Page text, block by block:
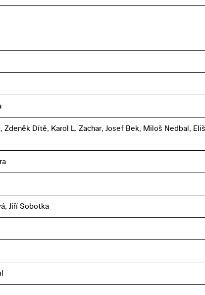
Zdeněk Dítě, Karol L. Zachar, Josef Bek, Miloš Nedbal,
Jiří Sobotka